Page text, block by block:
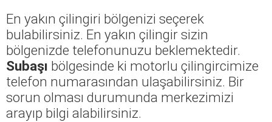
En yakın çilingiri bölgenizi seçerek
bulabilirsiniz. En yakın çilingir sizin
bölgenizde telefonunuzu beklemektedir.
Subaşı bölgesinde ki motorlu çilingircimize
telefon numarasından ulaşabilirsiniz. Bir
sorun olması durumunda merkezimizi
arayıp bilgi alabilirsiniz.